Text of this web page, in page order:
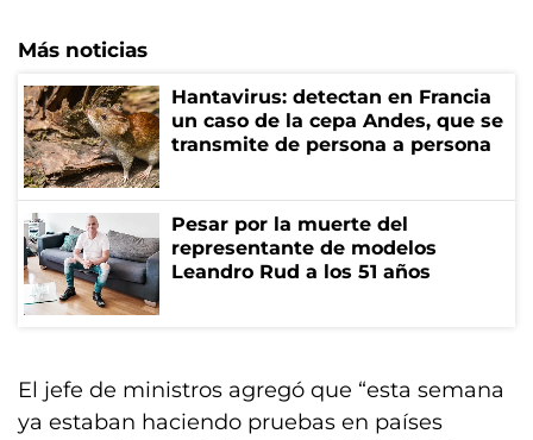
Más noticias
Hantavirus: detectan en Francia
un caso de la cepa Andes, que se
transmite de persona a persona
Pesar por la muerte del
representante de modelos
Leandro Rud a los 51 años
El jefe de ministros agregó que “esta semana
ya estaban haciendo pruebas en países